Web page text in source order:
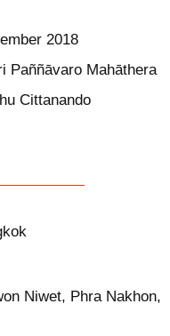
2018
Paññāvaro Mahāthera
Cittanando
Niwet, Phra Nakhon,